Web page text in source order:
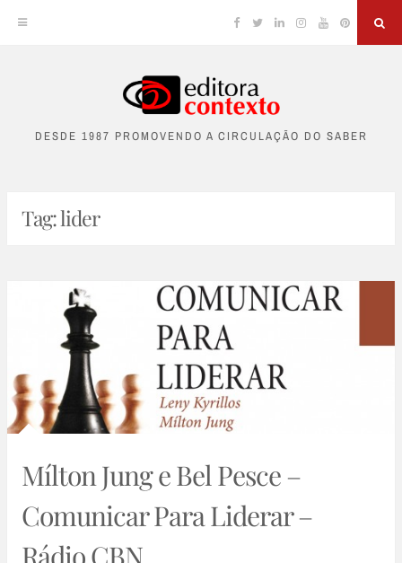
content
Facebook
TwitterLinkedinInstagram
YouTubePinterest
DESDE 1987 PROMOVENDO A CIRCULAÇÃO DO SABER
Tag:lider
Mílton Jung e Bel Pesce –
Comunicar Para Liderar –
Rádio CBN